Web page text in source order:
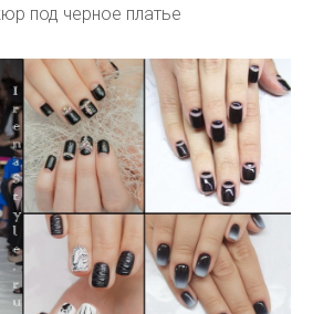
под черное платье